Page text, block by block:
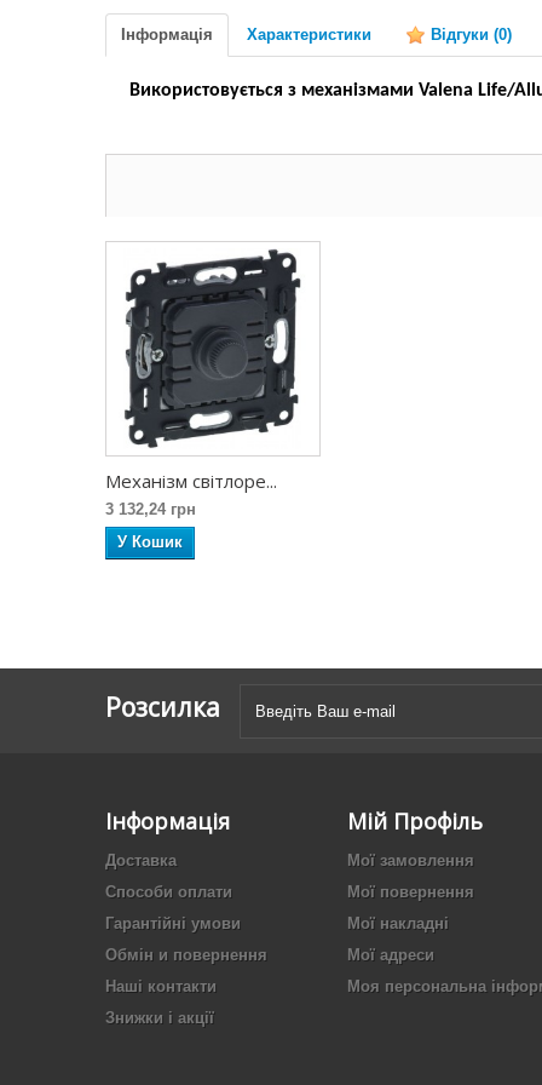
Інформація Характеристики Відгуки (0)
Використовується з механізмами Valena Life/
Механізм світлоре...
3 132,24 грн
У Кошик
Розсилка
Інформація
Доставка
Способи оплати
Гарантійні умови
Обмін и повернення
Наші контакти
Знижки і акції
Мій Профіль
Мої замовлення
Мої повернення
Мої накладні
Мої адреси
Моя персональна